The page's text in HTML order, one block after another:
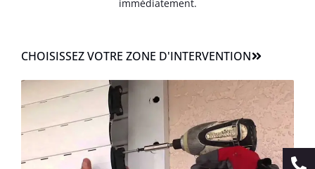
immédiatement.
CHOISISSEZ VOTRE ZONE D'INTERVENTION